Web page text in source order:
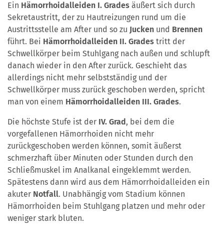
Ein Hämorrhoidalleiden I. Grades äußert sich durch
Sekretaustritt, der zu Hautreizungen rund um die
Austrittsstelle am After und so zu Jucken und Brennen
führt. Bei Hämorrhoidalleiden II. Grades tritt der
Schwellkörper beim Stuhlgang nach außen und schlupft
danach wieder in den After zurück. Geschieht das
allerdings nicht mehr selbstständig und der
Schwellkörper muss zurück geschoben werden, spricht
man von einem Hämorrhoidalleiden III. Grades.
Die höchste Stufe ist der IV. Grad , bei dem die
vorgefallenen Hämorrhoiden nicht mehr
zurückgeschoben werden können, somit äußerst
schmerzhaft über Minuten oder Stunden durch den
Schließmuskel im Analkanal eingeklemmt werden.
Spätestens dann wird aus dem Hämorrhoidalleiden ein
akuter Notfall. Unabhängig vom Stadium können
Hämorrhoiden beim Stuhlgang platzen und mehr oder
weniger stark bluten.